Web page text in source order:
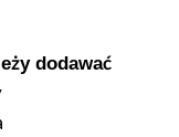
dodawać